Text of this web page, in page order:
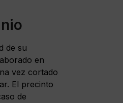
de su
en
vez cortado
El precinto
de